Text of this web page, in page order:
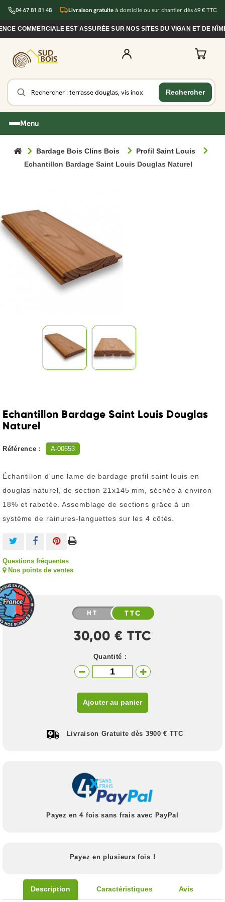
04 67 81 81 48 Livraison gratuite à domicile ou sur chantier dès 69 € TTC
EST ASSURÉE SUR NOS SITES DU VIGAN ET DE
Menu
Bardage Bois Clins Bois
Profil Saint Louis
Echantillon Bardage Saint Louis Douglas Naturel
Echantillon Bardage Saint Louis Douglas
Naturel
Référence : A-00653
Échantillon d'une lame de bardage profil saint louis en
douglas naturel, de section 21x145 mm, séchée à environ
18% et rabotée. Assemblage de sections grâce à un
système de rainures-languettes sur les 4 côtés.
Questions fréquentes
Nos points de ventes
HT TTC
30,00 € TTC
Quantité :
Ajouter au panier
Livraison Gratuite dès 3900 € TTC
Payez en 4 fois sans frais avec PayPal
Payez en plusieurs fois !
Description Caractéristiques Avis